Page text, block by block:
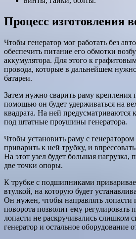
Процесс изготовления
Чтобы генератор мог работать без
обеспечить питание его обмотки
аккумулятора. Для этого к
провода, которые в дальнейшем
батареи.
Затем нужно сварить раму крепления
помощью он будет удерживаться на
квадрата. На ней
под штатные проушины генератора.
Чтобы установить раму с
приварить к ней трубку, и
На этот узел будет большая нагрузка,
две точки опоры.
К трубке с подшипниками
втулкой, на которую будет
Он нужен, чтобы направлять лопасти
поворота позволит ему регулировать
лопасти не раскручивались слишком
генератор и остальное оборудование